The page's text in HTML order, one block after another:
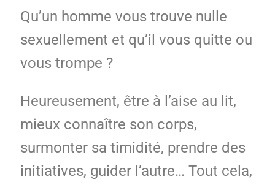
Qu’un homme vous trouve nulle
sexuellement et qu’il vous quitte ou
vous trompe ?
Heureusement, être à l’aise au lit,
mieux connaître son corps,
surmonter sa timidité, prendre des
initiatives, guider l’autre… Tout cela,